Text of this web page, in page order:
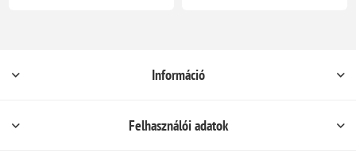
Információ
Felhasználói adatok